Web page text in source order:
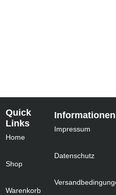
Quick
Links
Home
Shop
Warenkorb
Informationen
Impressum
Datenschutz